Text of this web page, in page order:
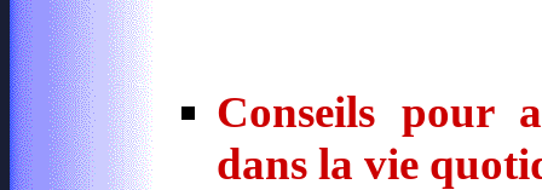
Conseils pour
dans la vie